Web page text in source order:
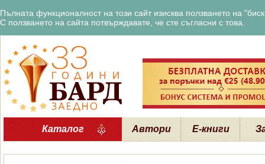
Пълната функционалност на този сайт изисква ползването на
С ползването на сайта потвърждавате, че сте съгласни с това.
Каталог Автори Е-книги